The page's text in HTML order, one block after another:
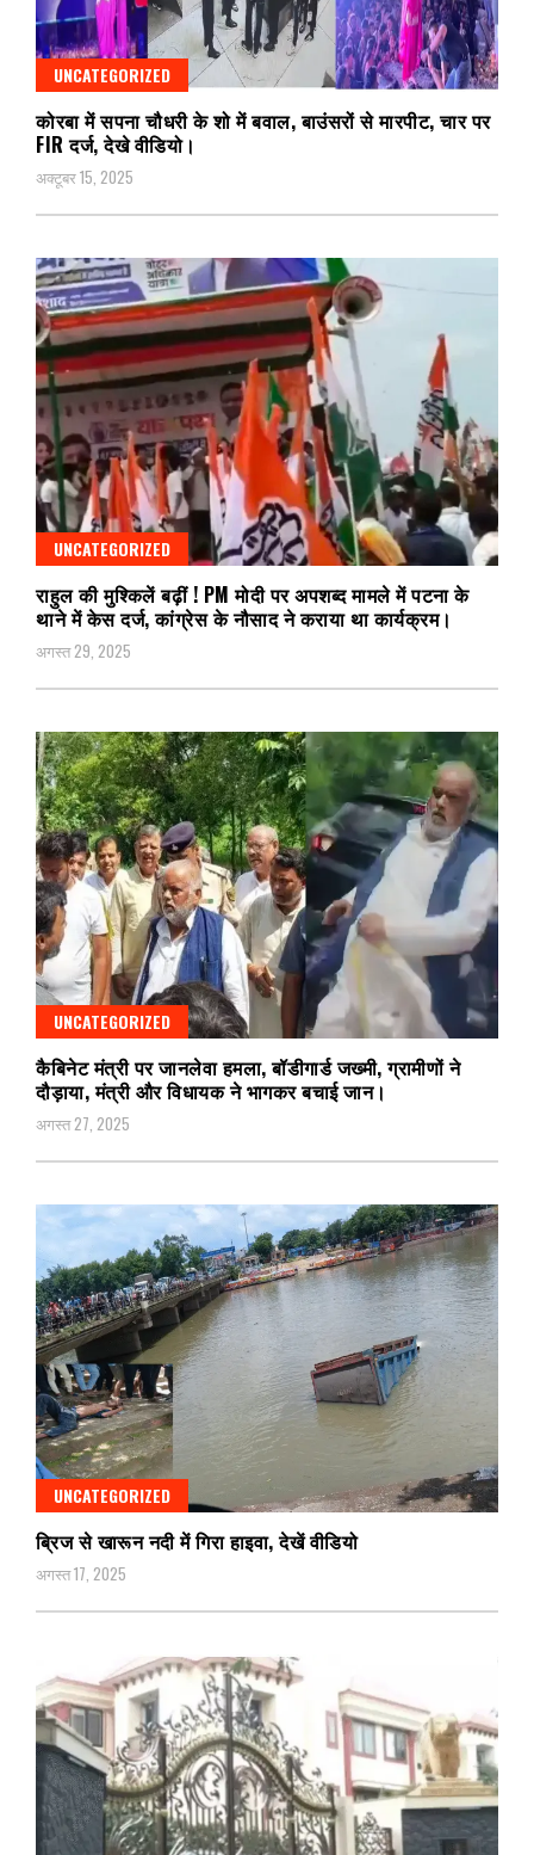
UNCATEGORIZED
कोरबा में सपना चौधरी के शो में बवाल, बाउंसरों से मारपीट, चार पर
FIR दर्ज, देखे वीडियो।
अक्टूबर 15, 2025
UNCATEGORIZED
राहुल की मुश्किलें बढ़ीं ! PM मोदी पर अपशब्द मामले में पटना के
थाने में केस दर्ज, कांग्रेस के नौसाद ने कराया था कार्यक्रम।
अगस्त 29, 2025
UNCATEGORIZED
कैबिनेट मंत्री पर जानलेवा हमला, बॉडीगार्ड जख्मी, ग्रामीणों ने
दौड़ाया, मंत्री और विधायक ने भागकर बचाई जान।
अगस्त 27, 2025
UNCATEGORIZED
ब्रिज से खारून नदी में गिरा हाइवा, देखें वीडियो
अगस्त 17, 2025